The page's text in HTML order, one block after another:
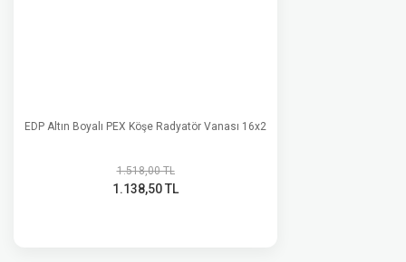
EDP Altın Boyalı PEX Köşe Radyatör Vanası 16x2
1.518,00 TL
1.138,50 TL